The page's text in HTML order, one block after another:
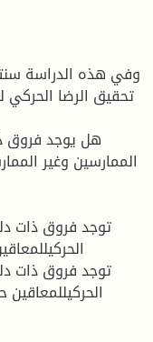
وفي هذه الدراسة
تحقيق الرضا
الممارسين وغير